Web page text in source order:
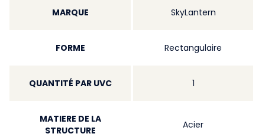
MARQUE SkyLantern
FORME Rectangulaire
QUANTITÉ PAR UVC 1
MATIERE DE LA
STRUCTURE
Acier